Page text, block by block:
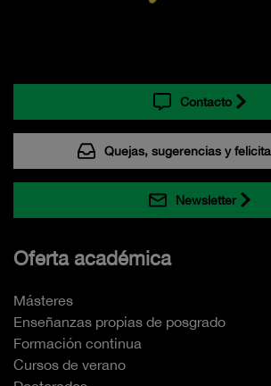
Contacto
Quejas, sugerencias y
Newsletter
Oferta académica
Másteres
Enseñanzas propias de posgrado
Formación continua
Cursos de verano